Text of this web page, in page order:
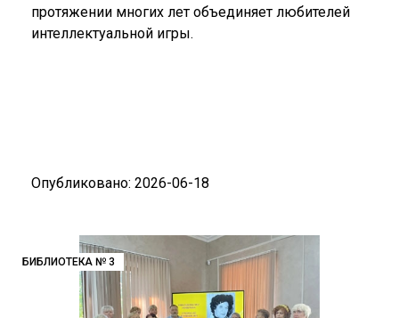
протяжении многих лет объединяет любителей
интеллектуальной игры.
Опубликовано: 2026-06-18
БИБЛИОТЕКА № 3